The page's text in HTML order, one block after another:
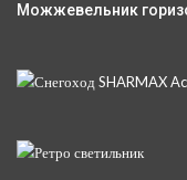
Можжевельник